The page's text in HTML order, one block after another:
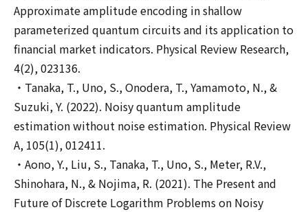
Approximate amplitude encoding in shallow
parameterized quantum circuits and its application to
financial market indicators. Physical Review Research,
4(2), 023136.
・Tanaka, T., Uno, S., Onodera, T., Yamamoto, N., &
Suzuki, Y. (2022). Noisy quantum amplitude
estimation without noise estimation. Physical Review
A, 105(1), 012411.
・Aono, Y., Liu, S., Tanaka, T., Uno, S., Meter, R.V.,
Shinohara, N., & Nojima, R. (2021). The Present and
Future of Discrete Logarithm Problems on Noisy